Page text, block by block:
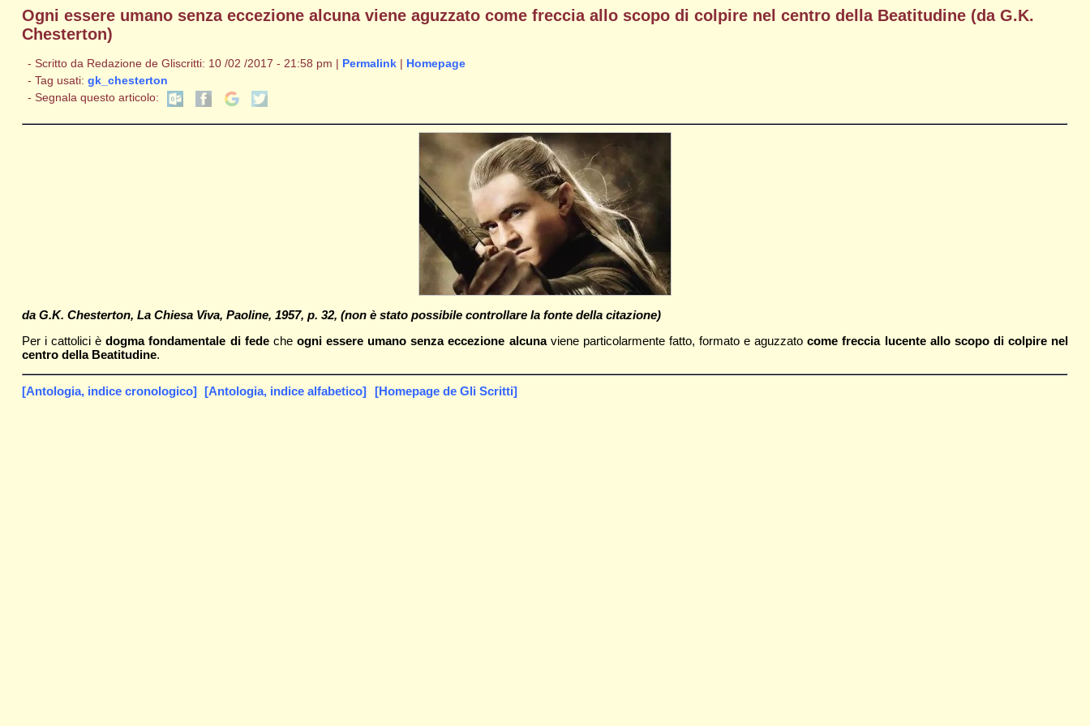
Ogni essere umano senza eccezione alcuna viene aguzzato come freccia allo scopo di colpire nel centro della Beatitudine (da G.K.
Chesterton)
- Scritto da Redazione de Gliscritti: 10 /02 /2017 - 21:58 pm | Permalink| Homepage
- Tag usati: gk_chesterton
- Segnala questo articolo:
da G.K. Chesterton, La Chiesa Viva, Paoline, 1957, p. 32, (non è stato possibile controllare la fonte della citazione)
Per i cattolici èdogma fondamentale di fedeche ogni essere umano senza eccezione alcuna viene particolarmente fatto, formato e aguzzatocome freccia lucente allo scopo di colpire nel
centro della Beatitudine.
[Antologia, indice cronologico] [Antologia, indice alfabetico] [Homepage de Gli Scritti]